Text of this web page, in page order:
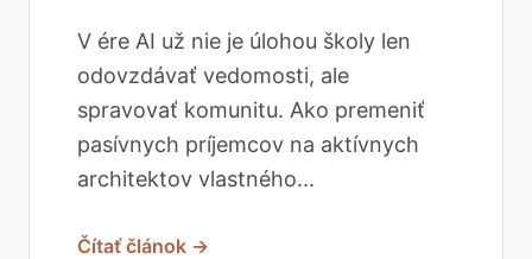
V ére AI už nie je úlohou školy len
odovzdávať vedomosti, ale
spravovať komunitu. Ako premeniť
pasívnych príjemcov na aktívnych
architektov vlastného...
Čítať článok →